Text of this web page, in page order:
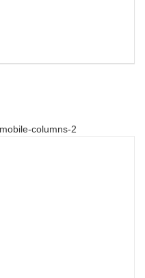
columns-2